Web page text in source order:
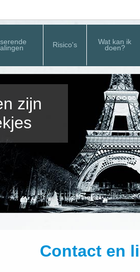
Risico's Wat kan ik
doen?
zijn
Contact en